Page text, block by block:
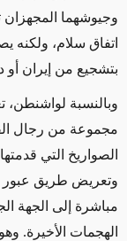
وجيوشهما المجهزان
اتفاق سلام، ولكنه
بتشجيع من إيران أو
وبالنسبة لواشنطن،
مجموعة من رجال
الصواريخ التي
وتعريض طريق عبور
مباشرة إلى الجهة
الهجمات الأخيرة.